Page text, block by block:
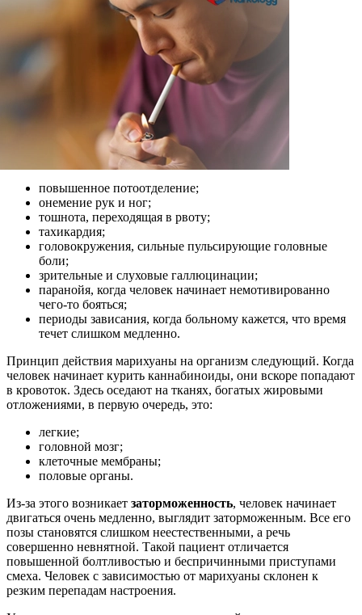
повышенное потоотделение;
онемение рук и ног;
тошнота, переходящая в рвоту;
тахикардия;
головокружения, сильные пульсирующие головные
боли;
зрительные и слуховые галлюцинации;
паранойя, когда человек начинает немотивированно
чего-то бояться;
периоды зависания, когда больному кажется, что время
течет слишком медленно.
Принцип действия марихуаны на организм следующий. Когда
человек начинает курить каннабиноиды, они вскоре попадают
в кровоток. Здесь оседают на тканях, богатых жировыми
отложениями, в первую очередь, это:
легкие;
головной мозг;
клеточные мембраны;
половые органы.
Из-за этого возникает заторможенность, человек начинает
двигаться очень медленно, выглядит заторможенным. Все его
позы становятся слишком неестественными, а речь
совершенно невнятной. Такой пациент отличается
повышенной болтливостью и беспричинными приступами
смеха. Человек с зависимостью от марихуаны склонен к
резким перепадам настроения.